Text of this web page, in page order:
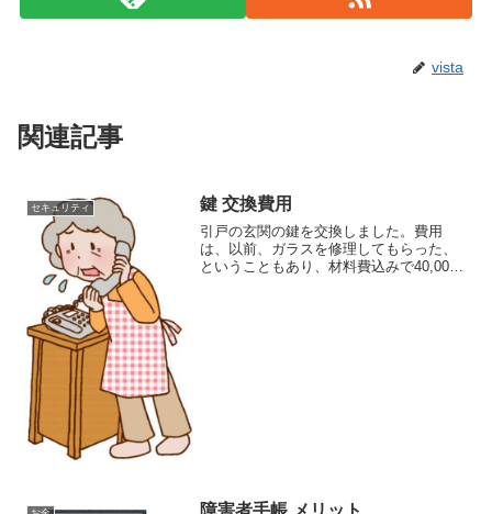
vista
関連記事
セキュリティ 鍵 交換費用
引戸の玄関の鍵を交換しました。費用
は、以前、ガラスを修理してもらった、
ということもあり、材料費込みで40,000
障害者手帳 メリット